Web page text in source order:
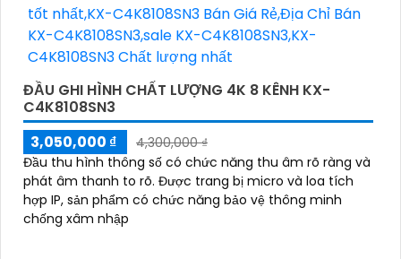
ĐẦU GHI HÌNH CHẤT LƯỢNG 4K 8 KÊNH KX-
C4K8108SN3
3,050,000 ₫
4,300,000 ₫
Đầu thu hình thông số có chức năng thu âm rõ ràng và
phát âm thanh to rõ. Được trang bị micro và loa tích
hợp IP, sản phẩm có chức năng bảo vệ thông minh
chống xâm nhập